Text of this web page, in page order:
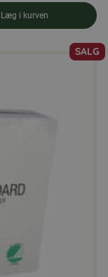
Læg i kurven
SALG